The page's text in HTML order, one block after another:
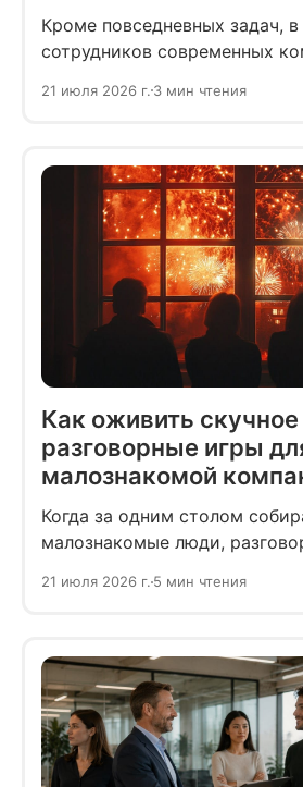
Кроме повседневных задач,
сотрудников современных
и тимбилдинги, которые
21 июля 2026 г. 3 мин чтения
Как оживить скучное
разговорные игры
малознакомой
Когда за одним столом
малознакомые люди,
21 июля 2026 г. 5 мин чтения